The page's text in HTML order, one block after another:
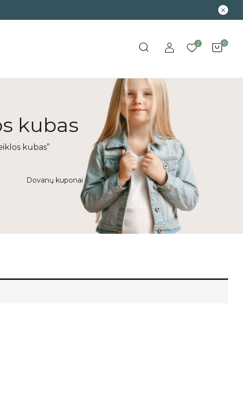
2 0
kubas
kubas”
Dovanų kuponai Išpardavimas